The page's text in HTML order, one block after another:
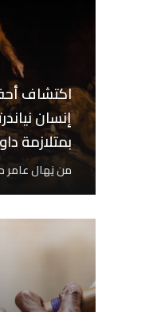
اكتشاف
إنسان
بمتلازمة
مننِهال عامر